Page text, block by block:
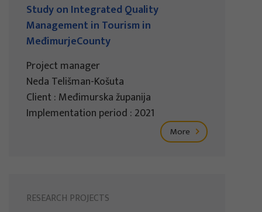
Study on Integrated Quality
Management in Tourism in
MeđimurjeCounty
Project manager
Neda Telišman-Košuta
Client : Međimurska županija
Implementation period : 2021
More
RESEARCH PROJECTS